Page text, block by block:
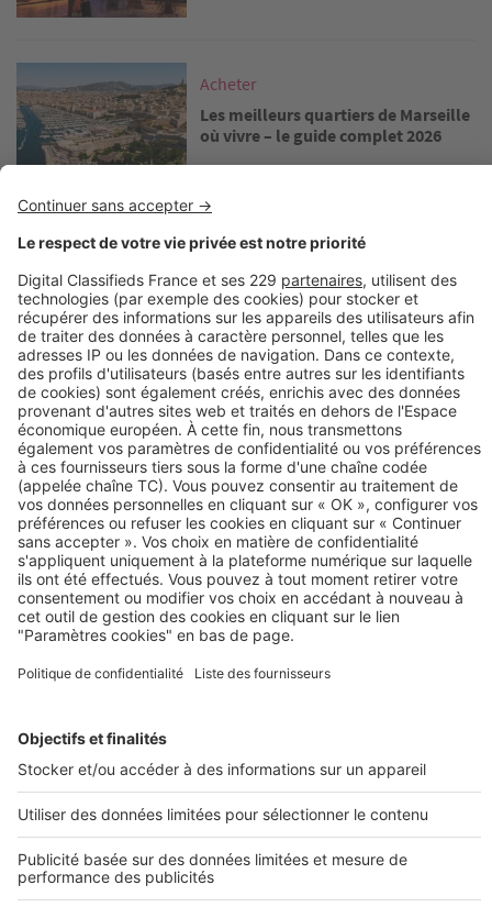
Acheter
Les meilleurs quartiers de Marseille
où vivre – le guide complet 2026
Acheter
quartier acheter dans la cité
girondine ?
Découvrez nos annonces
Acheter un appartement neuf
Lyon Toulouse Studio Paris
Bordeaux Rennes Strasbourg
Marseille Appartement neuf
Annecy
SeLoger neuf c'est aussi...